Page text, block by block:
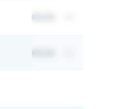
00,00
00,00